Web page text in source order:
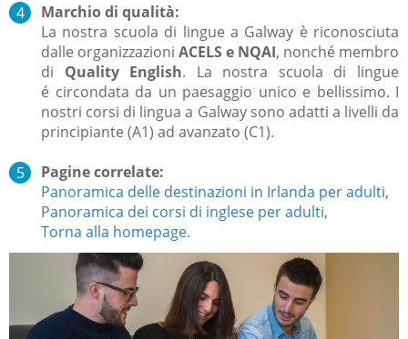
Marchio di qualità:
La nostra scuola di lingue a Galway è riconosciuta
dalle organizzazioni ACELS e NQAI, nonché membro
di Quality English. La nostra scuola di lingue
é circondata da un paesaggio unico e bellissimo. I
nostri corsi di lingua a Galway sono adatti a livelli da
principiante (A1) ad avanzato (C1).
Pagine correlate:
Panoramica delle destinazioni in Irlanda per adulti,
Panoramica dei corsi di inglese per adulti,
Torna alla homepage.